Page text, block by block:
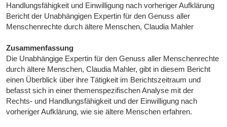
Handlungsfähigkeit und Einwilligung nach vorheriger Aufklärung
Bericht der Unabhängigen Expertin für den Genuss aller
Menschenrechte durch ältere Menschen, Claudia Mahler
Zusammenfassung
Die Unabhängige Expertin für den Genuss aller Menschenrechte
durch ältere Menschen, Claudia Mahler, gibt in diesem Bericht
einen Überblick über ihre Tätigkeit im Berichtszeitraum und
befasst sich in einer themenspezifischen Analyse mit der
Rechts- und Handlungsfähigkeit und der Einwilligung nach
vorheriger Aufklärung, wie sie ältere Menschen erfahren.